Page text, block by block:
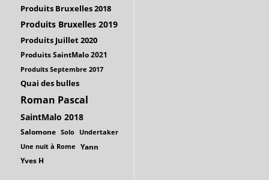
Produits Bruxelles 2018
Produits Bruxelles 2019
Produits Juillet 2020
Produits SaintMalo 2021
Produits Septembre 2017
Quai des bulles
Roman Pascal
SaintMalo 2018
Salomone Solo Undertaker
Une nuit à Rome Yann
Yves H